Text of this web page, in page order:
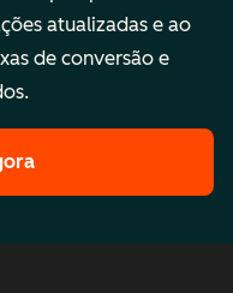
atualizadas e ao
de conversão e